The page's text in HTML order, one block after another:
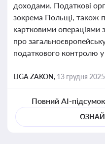
доходами. Податкові
зокрема Польщі, також
картковими операціями
про
податкового контролю у
LIGA ZAKON, 13 грудня 2025
Повний AI-